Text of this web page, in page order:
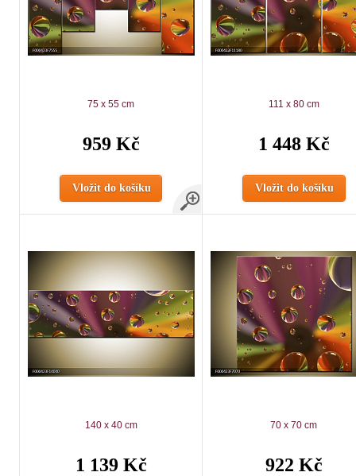
75 x 55 cm
959 Kč
Vložit do košíku
111 x 80 cm
1 448 Kč
Vložit do košíku
140 x 40 cm
1 139 Kč
70 x 70 cm
922 Kč